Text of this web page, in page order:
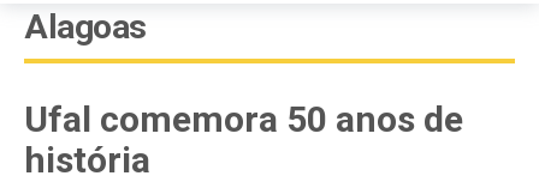
Alagoas
Ufal comemora 50 anos de
história